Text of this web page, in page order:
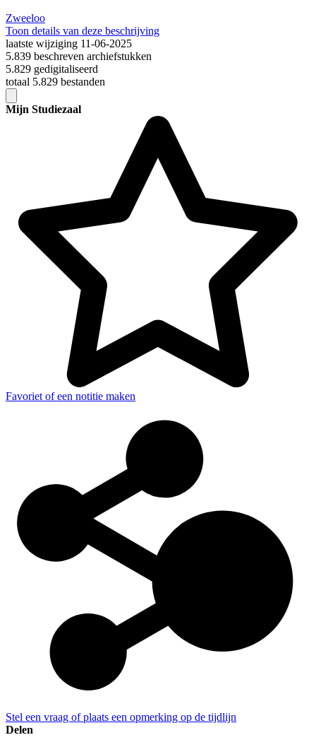
Zweeloo
Toon details van deze beschrijving
laatste wijziging 11-06-2025
5.839 beschreven archiefstukken
5.829 gedigitaliseerd
totaal 5.829 bestanden
Mijn Studiezaal
Favoriet of een notitie maken
Stel een vraag of plaats een opmerking op de tijdlijn
Delen